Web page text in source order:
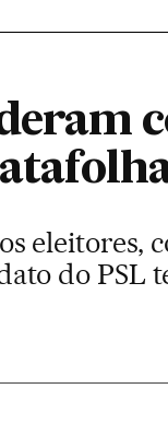
eleitores,
do PSL